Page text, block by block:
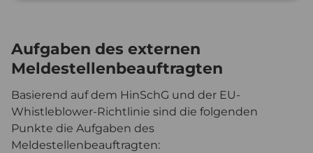
Aufgaben des externen
Meldestellenbeauftragten
Basierend auf dem HinSchG und der EU-
Whistleblower-Richtlinie sind die folgenden
Punkte die Aufgaben des
Meldestellenbeauftragten: